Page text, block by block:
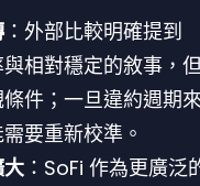
：外部比較明確提到
相對穩定的敘事，
件；一旦違約週期
要重新校準。
：SoFi 作為更廣泛